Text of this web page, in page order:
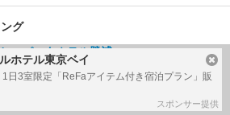
グ
ーパークホテル勝浦
ホテル東京ベイ
1日3室限定「ReFaアイテム付き宿泊プラン」販
スポンサー提供